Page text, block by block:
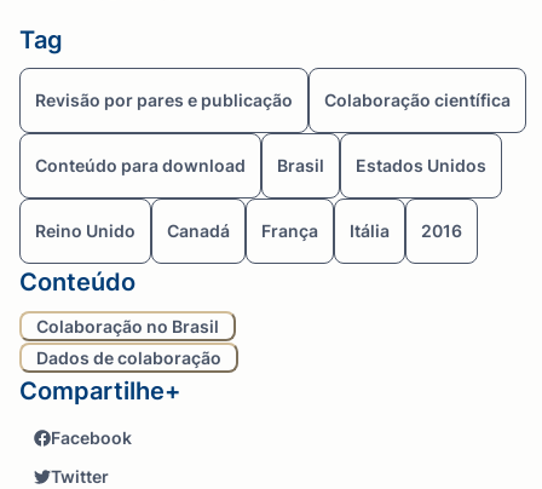
Tag
Revisão por pares e publicação Colaboração científica
Conteúdo para download Brasil Estados Unidos
Reino Unido Canadá França Itália 2016
Conteúdo
Colaboração no Brasil
Dados de colaboração
Compartilhe+
Facebook
Twitter